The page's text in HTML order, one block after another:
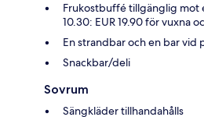
Frukostbuffé tillgänglig mot
10.30: EUR 19.90 för vuxna
En strandbar och en bar vid
Snackbar/deli
Sovrum
Sängkläder tillhandahålls